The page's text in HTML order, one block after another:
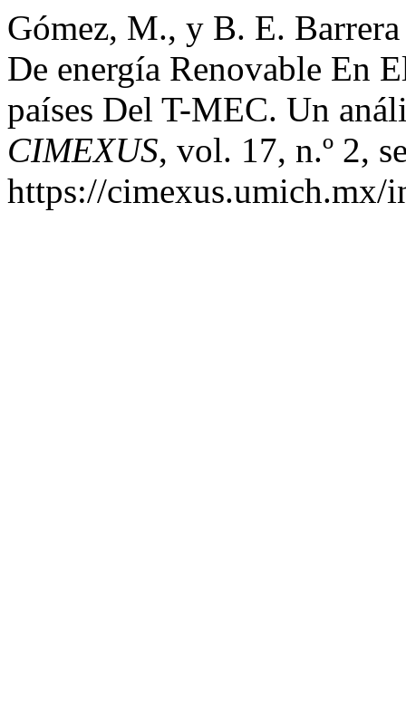
Gómez, M., y B. E.
De energía Renovable En
países Del T-MEC. Un
CIMEXUS, vol. 17, n.º 2,
https://cimexus.umich.mx/